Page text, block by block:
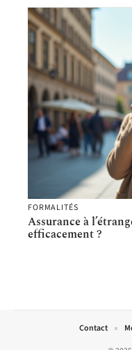
FORMALITÉS
Assurance à
efficacement ?
Contact